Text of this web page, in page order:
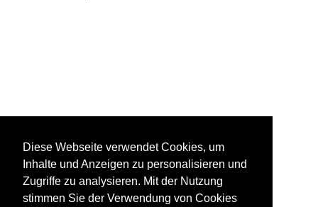
Diese Webseite verwendet Cookies, um
Inhalte und Anzeigen zu personalisieren und
Zugriffe zu analysieren. Mit der Nutzung
stimmen Sie der Verwendung von Cookies